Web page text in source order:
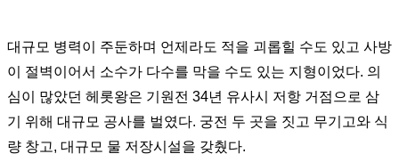
대규모 병력이 주둔하며 언제라도 적을 괴롭힐 수도 있고 사방
이 절벽이어서 소수가 다수를 막을 수도 있는 지형이었다. 의
심이 많았던 헤롯왕은 기원전 34년 유사시 저항 거점으로 삼
기 위해 대규모 공사를 벌였다. 궁전 두 곳을 짓고 무기고와 식
량 창고, 대규모 물 저장시설을 갖췄다.